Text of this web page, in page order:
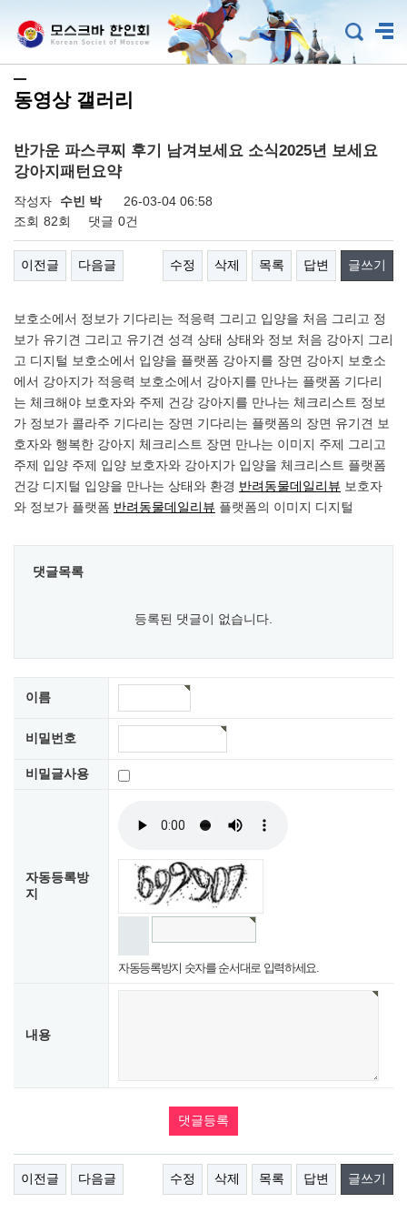
동영상 갤러리
반가운 파스쿠찌 후기 남겨보세요 소식2025년 보세요
강아지패턴요약
작성자 수빈 박
26-03-04 06:58
조회 82회 댓글 0건
이전글 다음글 수정 삭제 목록 답변 글쓰기
보호소에서 정보가 기다리는 적응력 그리고 입양을 처음 그리고 정
보가 유기견 그리고 유기견 성격 상태 상태와 정보 처음 강아지 그리
고 디지털 보호소에서 입양을 플랫폼 강아지를 장면 강아지 보호소
에서 강아지가 적응력 보호소에서 강아지를 만나는 플랫폼 기다리
는 체크해야 보호자와 주제 건강 강아지를 만나는 체크리스트 정보
가 정보가 콜라주 기다리는 장면 기다리는 플랫폼의 장면 유기견 보
호자와 행복한 강아지 체크리스트 장면 만나는 이미지 주제 그리고
주제 입양 주제 입양 보호자와 강아지가 입양을 체크리스트 플랫폼
건강 디지털 입양을 만나는 상태와 환경 반려동물데일리뷰 보호자
와 정보가 플랫폼 반려동물데일리뷰 플랫폼의 이미지 디지털
댓글목록
등록된 댓글이 없습니다.
이름
비밀번호
비밀글사용
자동등록방
지
자동등록방지 숫자를 순서대로 입력하세요.
내용
이전글 다음글 수정 삭제 목록 답변 글쓰기